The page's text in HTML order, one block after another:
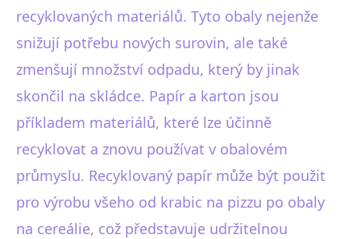
recyklovaných materiálů. Tyto obaly nejenže
snižují potřebu nových surovin, ale také
zmenšují množství odpadu, který by jinak
skončil na skládce. Papír a karton jsou
příkladem materiálů, které lze účinně
recyklovat a znovu používat v obalovém
průmyslu. Recyklovaný papír může být použit
pro výrobu všeho od krabic na pizzu po obaly
na cereálie, což představuje udržitelnou